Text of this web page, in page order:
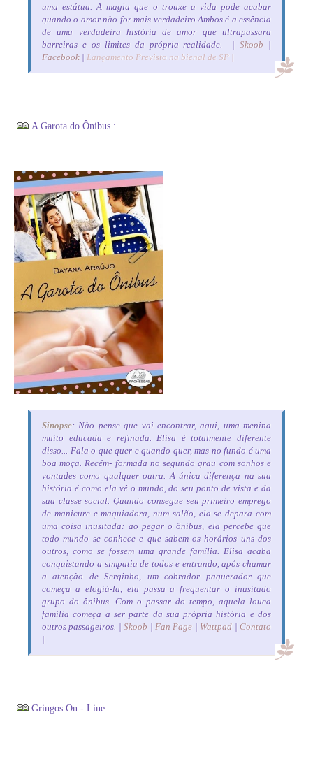
uma estátua. A magia que o trouxe a vida pode acabar
quando o amor não for mais verdadeiro.Ambos é a essência
de uma verdadeira história de amor que ultrapassara
barreiras e os limites da própria realidade. |Skoob |
Facebook | Lançamento Previsto na bienal de SP |
A Garota do Ônibus :
Sinopse: Não pense que vai encontrar, aqui, uma menina
muito educada e refinada. Elisa é totalmente diferente
disso... Fala o que quer e quando quer, mas no fundo é uma
boa moça. Recém- formada no segundo grau com sonhos e
vontades como qualquer outra. A única diferença na sua
história é como ela vê o mundo, do seu ponto de vista e da
sua classe social. Quando consegue seu primeiro emprego
de manicure e maquiadora, num salão, ela se depara com
uma coisa inusitada: ao pegar o ônibus, ela percebe que
todo mundo se conhece e que sabem os horários uns dos
outros, como se fossem uma grande família. Elisa acaba
conquistando a simpatia de todos e entrando, após chamar
a atenção de Serginho, um cobrador paquerador que
começa a elogiá-la, ela passa a frequentar o inusitado
grupo do ônibus. Com o passar do tempo, aquela louca
família começa a ser parte da sua própria história e dos
outros passageiros. |Skoob | Fan Page | Wattpad |Contato
|
Gringos On - Line :